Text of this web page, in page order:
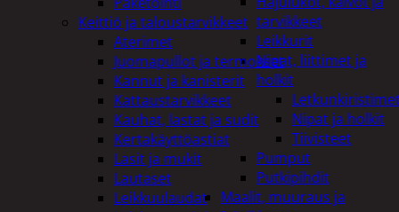
tarvikkeet
Leikkurit
Nipat, liittimet ja
holkit
Nipat ja holkit
Tiivisteet
Pumput
Putkipihdit
Maalit, muuraus ja
Keittiö ja taloustarvikkeet
Aterimet
Juomapullot ja termokset
Kannut ja kanisterit
Kattaustarvikkeet
Kauhat, lastat ja sudit
Kertakäyttöastiat
Lasit ja mukit
Lautaset
Leikkuulaudat